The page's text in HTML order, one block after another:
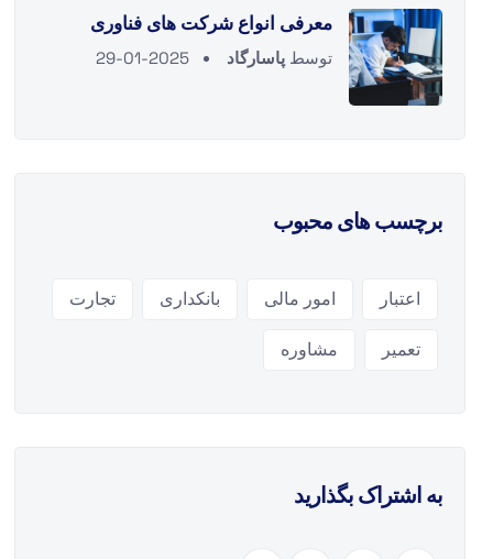
معرفی انواع شرکت های فناوری
توسط پاسارگاد
برچسب های محبوب
اعتبار امور مالی بانکداری تجارت
تعمیر مشاوره
به اشتراک بگذارید